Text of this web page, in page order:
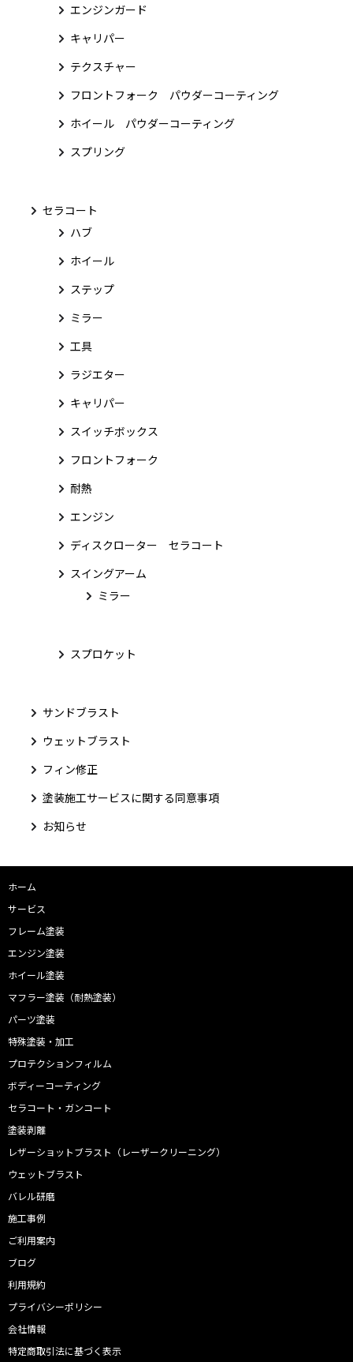
エンジンガード
キャリパー
テクスチャー
フロントフォーク パウダーコーティング
ホイール パウダーコーティング
スプリング
セラコート
ハブ
ホイール
ステップ
ミラー
工具
ラジエター
キャリパー
スイッチボックス
フロントフォーク
耐熱
エンジン
ディスクローター セラコート
スイングアーム
ミラー
スプロケット
サンドブラスト
ウェットブラスト
フィン修正
塗装施工サービスに関する同意事項
お知らせ
ホーム
サービス
フレーム塗装
エンジン塗装
ホイール塗装
マフラー塗装（耐熱塗装）
パーツ塗装
特殊塗装・加工
プロテクションフィルム
ボディーコーティング
セラコート・ガンコート
塗装剥離
レザーショットブラスト（レーザークリーニング）
ウェットブラスト
バレル研磨
施工事例
ご利用案内
ブログ
利用規約
プライバシーポリシー
会社情報
特定商取引法に基づく表示